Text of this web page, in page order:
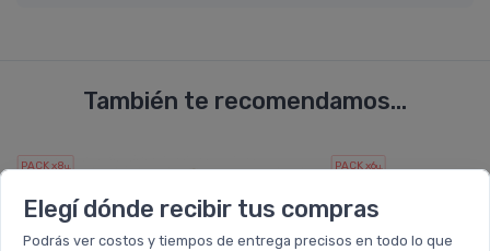
Elegí dónde recibir tus compras
Podrás ver costos y tiempos de entrega precisos en todo lo que
También te recomendamos...
PACK x8u. PACK x6u.